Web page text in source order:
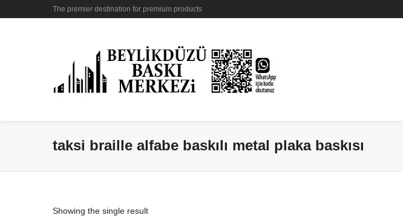
The premier destination for premium products
taksi braille alfabe baskılı metal plaka baskısı
Showing the single result